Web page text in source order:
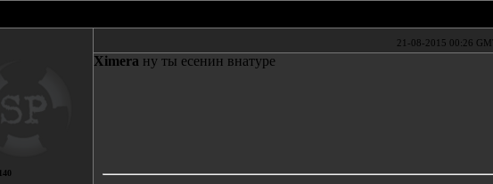
140
21-08-2015 00:26
Ximerа ну ты есенин внатуре